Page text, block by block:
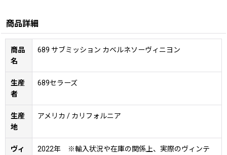
商品詳細
商品
名
689 サブミッション カベルネソーヴィニヨン
生産
者
689セラーズ
生産
地
アメリカ / カリフォルニア
ヴィ
2022年 ※輸入状況や在庫の関係上、実際のヴィンテ